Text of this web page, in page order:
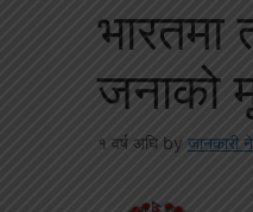
भारतमा
जनाको
१ वर्ष अघि by जानकारी